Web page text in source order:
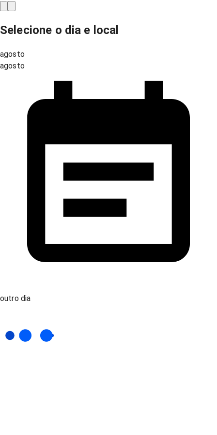
Selecione o dia e local
agosto
agosto
outro dia